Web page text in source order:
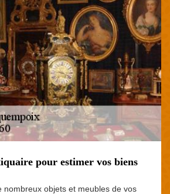
pour estimer vos biens
nombreux objets et meubles de vos